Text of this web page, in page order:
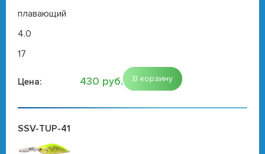
плавающий
4.0
17
Цена: 430 руб. В корзину
SSV-TUP-41